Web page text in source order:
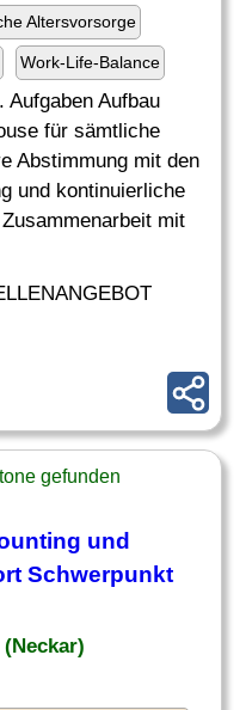
Altersvorsorge
Work-Life-Balance
Aufbau
für sämtliche
Abstimmung mit den
und kontinuierliche
mit
gefunden
und
Schwerpunkt